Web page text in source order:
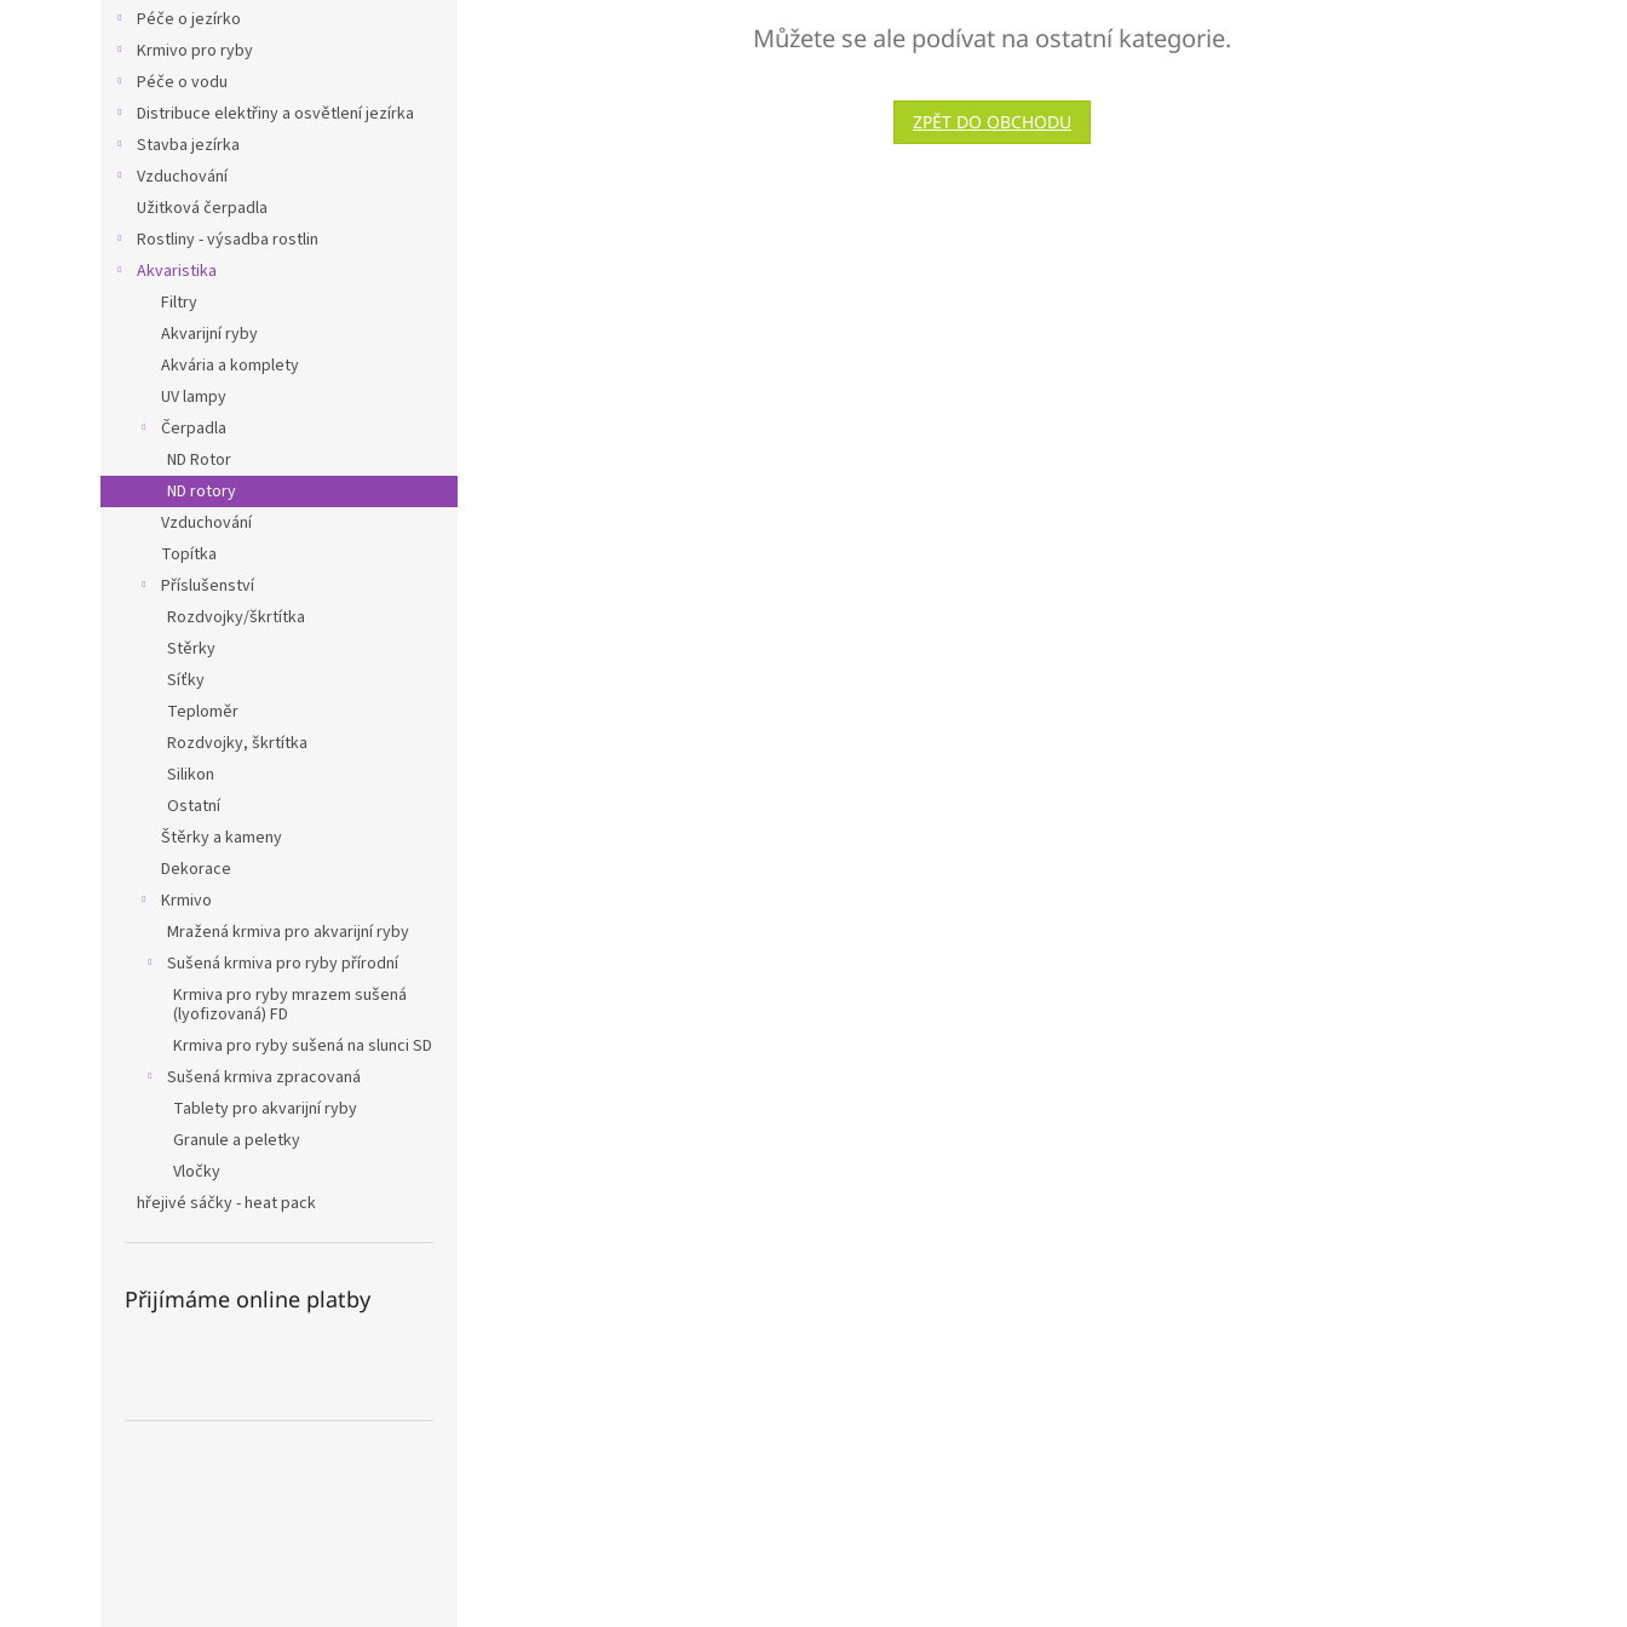
Péče o jezírko
Krmivo pro ryby
Péče o vodu
Distribuce elektřiny a osvětlení jezírka
Stavba jezírka
Vzduchování
Užitková čerpadla
Rostliny - výsadba rostlin
Akvaristika
Filtry
Akvarijní ryby
Akvária a komplety
UV lampy
Čerpadla
ND Rotor
ND rotory
Vzduchování
Topítka
Příslušenství
Rozdvojky/škrtítka
Stěrky
Síťky
Teploměr
Rozdvojky, škrtítka
Silikon
Ostatní
Štěrky a kameny
Dekorace
Krmivo
Mražená krmiva pro akvarijní ryby
Sušená krmiva pro ryby přírodní
Krmiva pro ryby mrazem sušená
(lyofizovaná) FD
Krmiva pro ryby sušená na slunci SD
Sušená krmiva zpracovaná
Tablety pro akvarijní ryby
Granule a peletky
Vločky
hřejivé sáčky - heat pack
Přijímáme online platby
Můžete se ale podívat na ostatní kategorie.
ZPĚT DO OBCHODU